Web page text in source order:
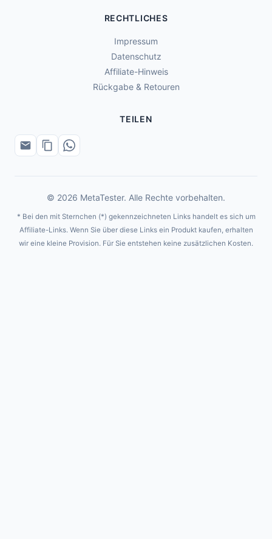
RECHTLICHES
Impressum
Datenschutz
Affiliate-Hinweis
Rückgabe & Retouren
TEILEN
© 2026 MetaTester. Alle Rechte vorbehalten.
* Bei den mit Sternchen (*) gekennzeichneten Links handelt es sich um
Affiliate-Links. Wenn Sie über diese Links ein Produkt kaufen, erhalten
wir eine kleine Provision. Für Sie entstehen keine zusätzlichen Kosten.